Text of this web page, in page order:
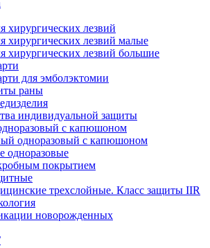
хирургических лезвий
хирургических лезвий малые
хирургических лезвий большие
для эмболэктомии
раны
индивидуальной защиты
с капюшоном
одноразовый с капюшоном
одноразовые
покрытием
трехслойные. Класс защиты IIR
новорожденных